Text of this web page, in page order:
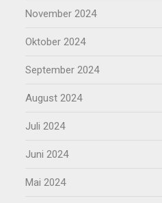
November 2024
Oktober 2024
September 2024
August 2024
Juli 2024
Juni 2024
Mai 2024